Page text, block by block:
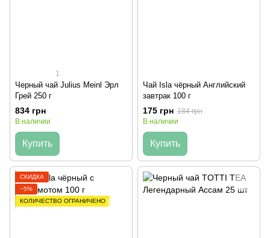
1
Черный чай Julius Meinl Эрл
Грей 250 г
834 грн
В наличии
Купить
Чай Isla чёрный Английский
завтрак 100 г
175 грн 184 грн
В наличии
Купить
СКИДКА
−5%
КОЛИЧЕСТВО ОГРАНИЧЕНО